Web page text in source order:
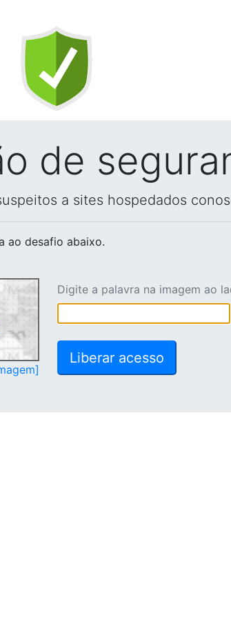
de
a sites hospedados
ao desafio abaixo.
Digite a palavra na imagem ao